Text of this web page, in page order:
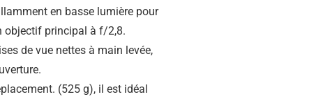
en basse lumière pour
objectif principal à f/2,8.
de vue nettes à main levée,
(525 g), il est idéal